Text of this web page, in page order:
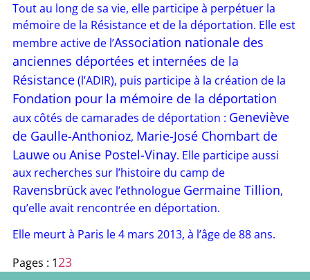
Tout au long de sa vie, elle participe à perpétuer la
mémoire de la Résistance et de la déportation. Elle est
membre active de l’Association nationale des
anciennes déportées et internées de la
Résistance(l’ADIR), puis participe à la création de la
Fondation pour la mémoire de la déportation
aux côtés de camarades de déportation : Geneviève
de Gaulle-Anthonioz, Marie-José Chombart de
Lauweou Anise Postel-Vinay. Elle participe aussi
aux recherches sur l’histoire du camp de
Ravensbrückavec l’ethnologue Germaine Tillion,
qu’elle avait rencontrée en déportation.
Elle meurt à Paris le 4 mars 2013, à l’âge de 88 ans.
Pages : 123